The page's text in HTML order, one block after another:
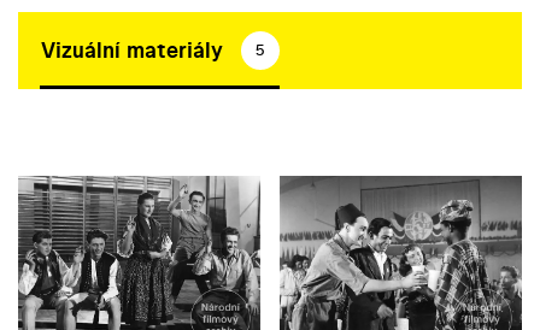
Vizuální materiály 5